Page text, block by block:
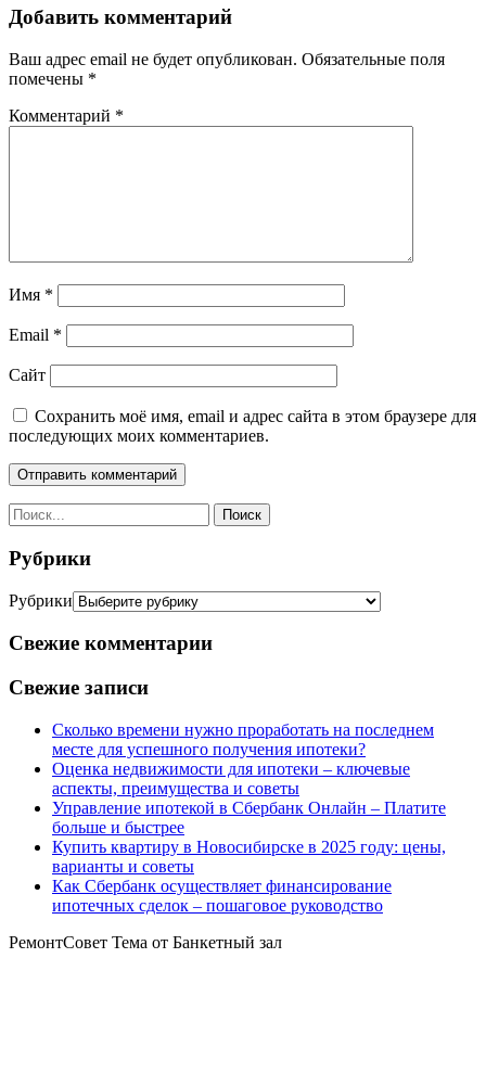
Добавить комментарий
Ваш адрес email не будет опубликован. Обязательные поля
помечены *
Комментарий *
Имя *
Email *
Сайт
Сохранить моё имя, email и адрес сайта в этом браузере для
последующих моих комментариев.
Рубрики
Рубрики
Свежие комментарии
Свежие записи
Сколько времени нужно проработать на последнем
месте для успешного получения ипотеки?
Оценка недвижимости для ипотеки – ключевые
аспекты, преимущества и советы
Управление ипотекой в Сбербанк Онлайн – Платите
больше и быстрее
Купить квартиру в Новосибирске в 2025 году: цены,
варианты и советы
Как Сбербанк осуществляет финансирование
ипотечных сделок – пошаговое руководство
РемонтСовет Тема от Банкетный зал